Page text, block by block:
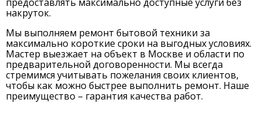
накруток.
Мы выполняем ремонт бытовой техники за
максимально короткие сроки на выгодных условиях.
Мастер выезжает на объект в Москве и области по
предварительной договоренности. Мы всегда
стремимся учитывать пожелания своих клиентов,
чтобы как можно быстрее выполнить ремонт. Наше
преимущество – гарантия качества работ.